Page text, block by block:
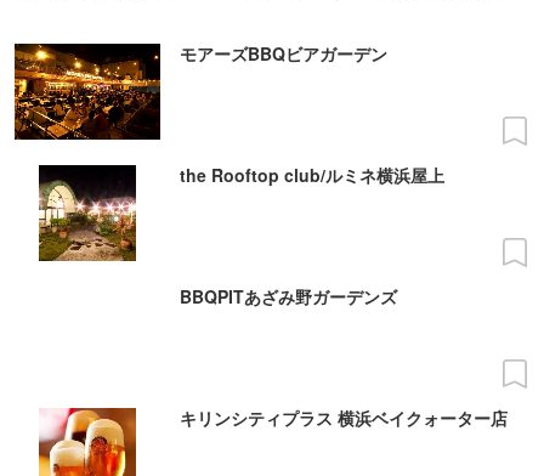
モアーズBBQビアガーデン
the Rooftop club/ルミネ横浜屋上
BBQPITあざみ野ガーデンズ
キリンシティプラス 横浜ベイクォーター店